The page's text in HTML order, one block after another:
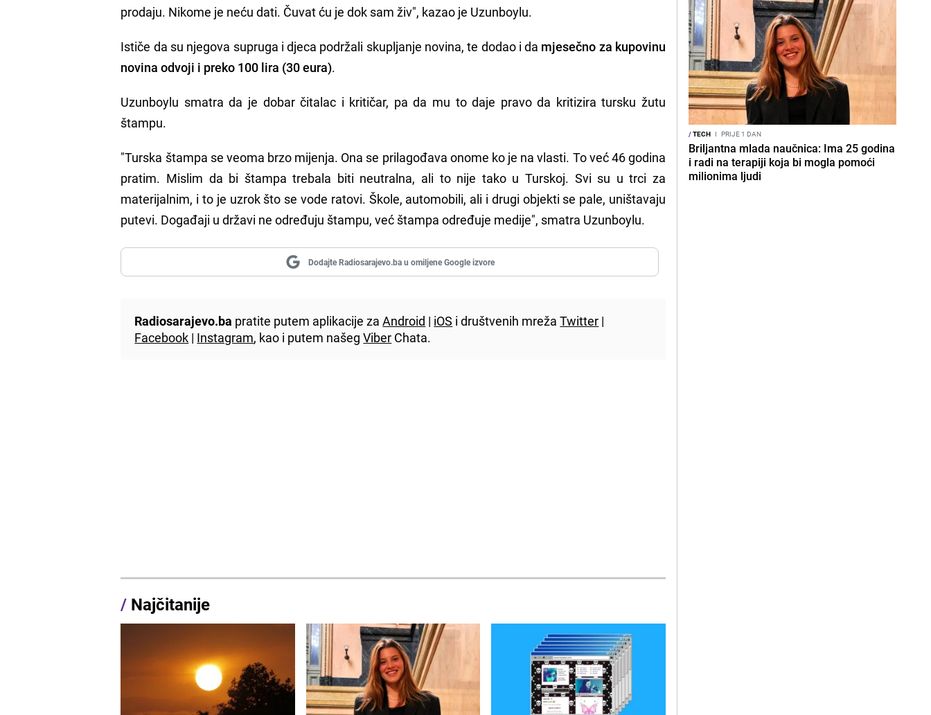
prodaju. Nikome je neću dati. Čuvat ću je dok sam živ", kazao je Uzunboylu.
Ističe da su njegova supruga i djeca podržali skupljanje novina, te dodao i da mjesečno za kupovinu
novina odvoji i preko 100 lira (30 eura).
Uzunboylu smatra da je dobar čitalac i kritičar, pa da mu to daje pravo da kritizira tursku žutu
štampu.
"Turska štampa se veoma brzo mijenja. Ona se prilagođava onome ko je na vlasti. To već 46 godina
pratim. Mislim da bi štampa trebala biti neutralna, ali to nije tako u Turskoj. Svi su u trci za
materijalnim, i to je uzrok što se vode ratovi. Škole, automobili, ali i drugi objekti se pale, uništavaju
putevi. Događaji u državi ne određuju štampu, već štampa određuje medije", smatra Uzunboylu.
Dodajte Radiosarajevo.ba u omiljene Google izvore
Radiosarajevo.ba pratite putem aplikacije zaAndroid | iOS i društvenih mrežaTwitter |
Facebook | Instagram, kao i putem našegViber Chata.
/ Najčitanije
/TECH I PRIJE 1 DAN
Briljantna mlada naučnica: Ima 25 godina
i radi na terapiji koja bi mogla pomoći
milionima ljudi